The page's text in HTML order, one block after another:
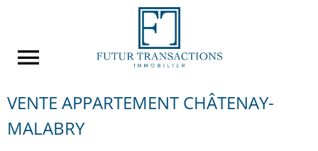
VENTE APPARTEMENT CHÂTENAY-
MALABRY